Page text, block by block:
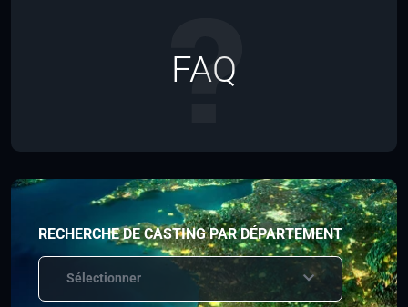
FAQ
RECHERCHE DE CASTING PAR DÉPARTEMENT
Sélectionner